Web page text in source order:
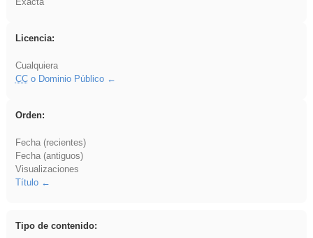
Licencia:
Cualquiera
CCo Dominio Público
Orden:
Fecha (recientes)
Fecha (antiguos)
Visualizaciones
Título
Tipo de contenido: